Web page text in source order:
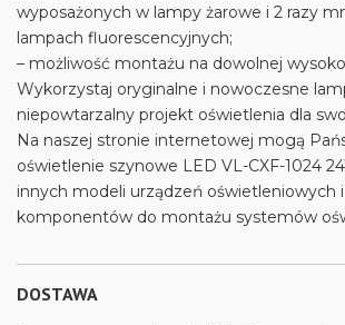
wyposażonych w lampy żarowe i 2 razy
lampach fluorescencyjnych;
– możliwość montażu na dowolnej
Wykorzystaj oryginalne i nowoczesne
niepowtarzalny projekt oświetlenia dla
Na naszej stronie internetowej mogą
oświetlenie szynowe LED VL-CXF-1024
innych modeli urządzeń oświetleniowych
komponentów do montażu systemów
DOSTAWA